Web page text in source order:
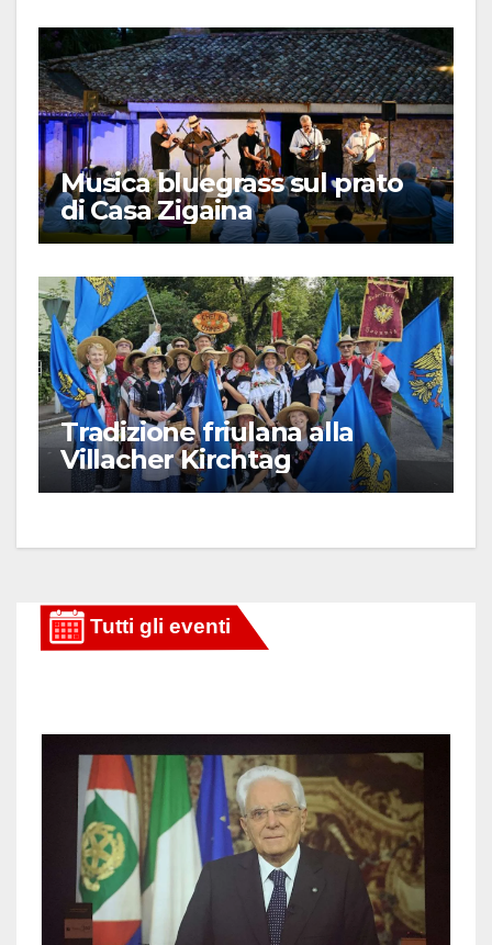
Musica bluegrass sul prato
di Casa Zigaina
Tradizione friulana alla
Villacher Kirchtag